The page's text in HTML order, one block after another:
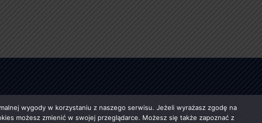
wygody w korzystaniu z naszego serwisu. Jeżeli wyrażasz zgodę na
możesz zmienić w swojej przeglądarce. Możesz się także zapoznać z